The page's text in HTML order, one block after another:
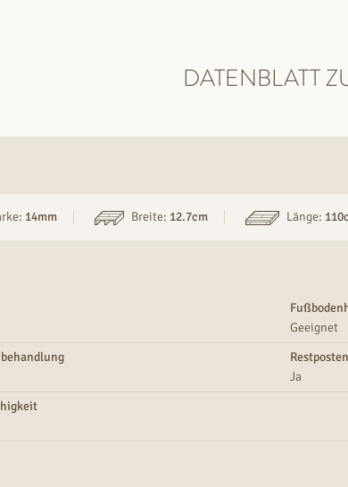
DATENBLATT
14mm Breite: 12.7cm Länge:
Geeignet
Ja